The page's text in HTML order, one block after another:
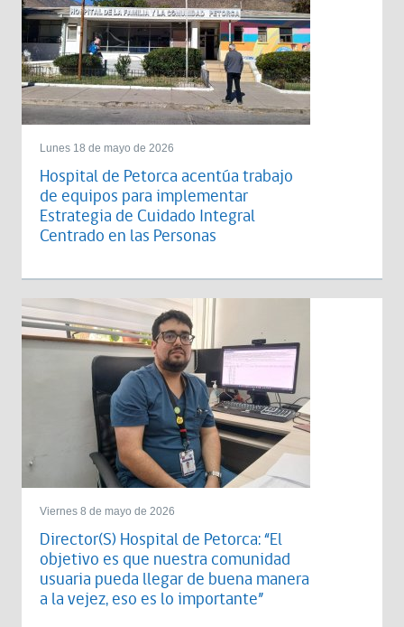
Lunes 18 de mayo de 2026
Hospital de Petorca acentúa trabajo
de equipos para implementar
Estrategia de Cuidado Integral
Centrado en las Personas
Viernes 8 de mayo de 2026
Director(S) Hospital de Petorca: “El
objetivo es que nuestra comunidad
usuaria pueda llegar de buena manera
a la vejez, eso es lo importante”